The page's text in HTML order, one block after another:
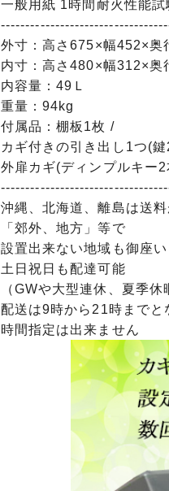
一般用紙 1時間耐火性能試
外寸：高さ675×幅452×奥
内寸：高さ480×幅312×奥
内容量：49Ｌ
重量：94kg
付属品：棚板1枚 /
カギ付きの引き出し1つ(
外扉カギ(ディンプルキー2
沖縄、北海道、離島は送
「郊外、地方」等で
設置出来ない地域も御座い
土日祝日も配達可能
（GWや大型連休、夏季休
配送は9時から21時までと
時間指定は出来ません